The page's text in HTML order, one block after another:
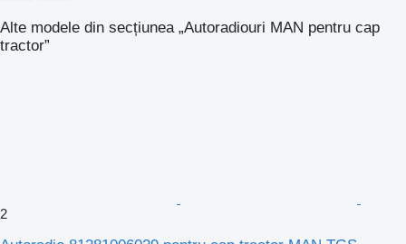
Alte modele din secțiunea „Autoradiouri MAN pentru cap
tractor”
2